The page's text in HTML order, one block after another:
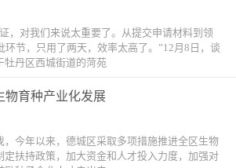
，对我们来说太重要了。从提交申请材料到领
环节，只用了两天，效率太高了。”12月8日，谈
牡丹区西城街道的菏苑
物育种产业化发展
，今年以来，德城区采取多项措施推进全区生物
定扶持政策，加大资金和人才投入力度，加强对